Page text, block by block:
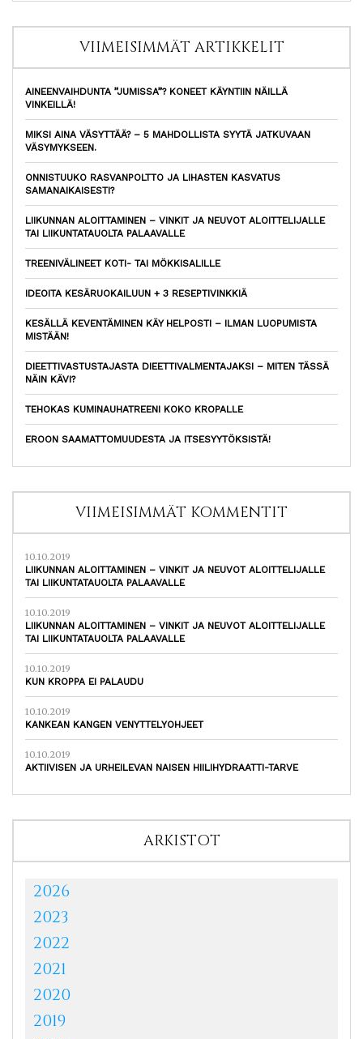
VIIMEISIMMÄT ARTIKKELIT
AINEENVAIHDUNTA ”JUMISSA”? KONEET KÄYNTIIN NÄILLÄ
VINKEILLÄ!
MIKSI AINA VÄSYTTÄÄ? – 5 MAHDOLLISTA SYYTÄ JATKUVAAN
VÄSYMYKSEEN.
ONNISTUUKO RASVANPOLTTO JA LIHASTEN KASVATUS
SAMANAIKAISESTI?
LIIKUNNAN ALOITTAMINEN – VINKIT JA NEUVOT ALOITTELIJALLE
TAI LIIKUNTATAUOLTA PALAAVALLE
TREENIVÄLINEET KOTI- TAI MÖKKISALILLE
IDEOITA KESÄRUOKAILUUN + 3 RESEPTIVINKKIÄ
KESÄLLÄ KEVENTÄMINEN KÄY HELPOSTI – ILMAN LUOPUMISTA
MISTÄÄN!
DIEETTIVASTUSTAJASTA DIEETTIVALMENTAJAKSI – MITEN TÄSSÄ
NÄIN KÄVI?
TEHOKAS KUMINAUHATREENI KOKO KROPALLE
EROON SAAMATTOMUUDESTA JA ITSESYYTÖKSISTÄ!
VIIMEISIMMÄT KOMMENTIT
10.10.2019
LIIKUNNAN ALOITTAMINEN – VINKIT JA NEUVOT ALOITTELIJALLE
TAI LIIKUNTATAUOLTA PALAAVALLE
10.10.2019
LIIKUNNAN ALOITTAMINEN – VINKIT JA NEUVOT ALOITTELIJALLE
TAI LIIKUNTATAUOLTA PALAAVALLE
10.10.2019
KUN KROPPA EI PALAUDU
10.10.2019
KANKEAN KANGEN VENYTTELYOHJEET
10.10.2019
AKTIIVISEN JA URHEILEVAN NAISEN HIILIHYDRAATTI-TARVE
ARKISTOT
2026
2023
2022
2021
2020
2019